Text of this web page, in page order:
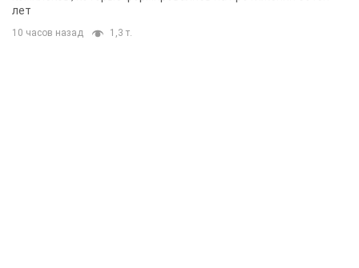
лет
10 часов назад 1,3 т.